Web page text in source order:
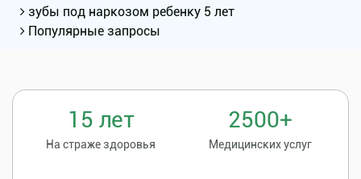
зубы под наркозом ребенку 5 лет
Популярные запросы
15 лет
На страже здоровья
2500+
Медицинских услуг